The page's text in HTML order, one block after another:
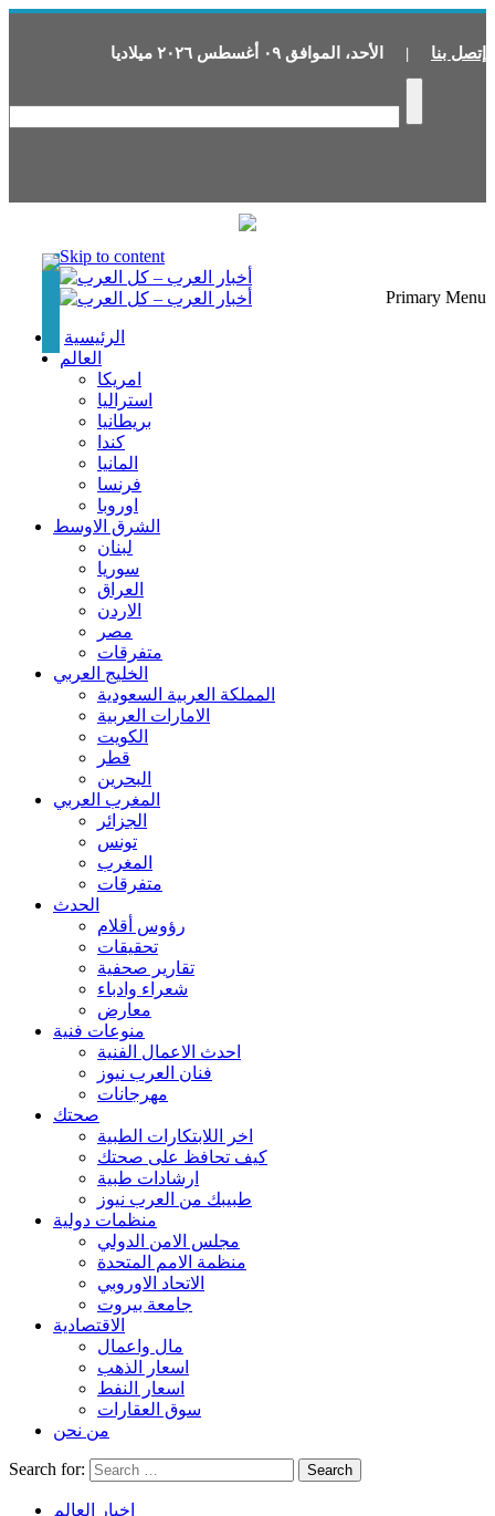
إتصل بنا | الأحد، الموافق ٠٩ أغسطس ٢٠٢٦ ميلاديا
Skip to content
Primary Menu
الرئيسية
العالم
امريكا
استراليا
بريطانيا
كندا
المانيا
فرنسا
اوروبا
الشرق الاوسط
لبنان
سوريا
العراق
الاردن
مصر
متفرقات
الخليج العربي
المملكة العربية السعودية
الامارات العربية
الكويت
قطر
البحرين
المغرب العربي
الجزائر
تونس
المغرب
متفرقات
الحدث
رؤوس أقلام
تحقيقات
تقارير صحفية
شعراء وادباء
معارض
منوعات فنية
احدث الاعمال الفنية
فنان العرب نيوز
مهرجانات
صحتك
اخر اللابتكارات الطبية
كيف تحافظ على صحتك
ارشادات طبية
طبيبك من العرب نيوز
منظمات دولية
مجلس الامن الدولي
منظمة الامم المتحدة
الاتحاد الاوروبي
جامعة بيروت
الاقتصادية
مال واعمال
اسعار الذهب
اسعار النفط
سوق العقارات
من نحن
Search for:
اخبار العالم